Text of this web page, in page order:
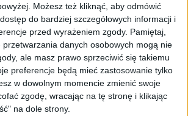
Możesz też kliknąć, aby odmówić
do bardziej szczegółowych informacji i
przed wyrażeniem zgody. Pamiętaj,
danych osobowych mogą nie
ale masz prawo sprzeciwić się takiemu
preferencje będą mieć zastosowanie tylko
w dowolnym momencie zmienić swoje
zgodę, wracając na tę stronę i klikając
na dole strony.
się realizacji zamówień na
odnieść wrażenie, iż w
szybciej realizowane
hybrydowe czy elektryki –
autobaza.pl.
na samochód spalinowy w